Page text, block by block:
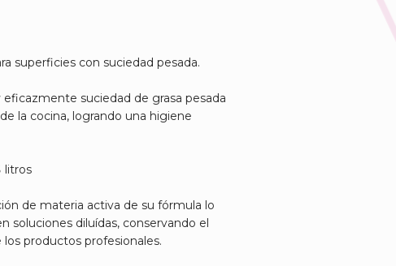
superficies con suciedad pesada.
suciedad de grasa pesada
la cocina, logrando una higiene
litros
de materia activa de su fórmula lo
soluciones diluídas, conservando el
productos profesionales.